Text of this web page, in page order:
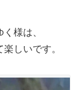
様は、
しいです。